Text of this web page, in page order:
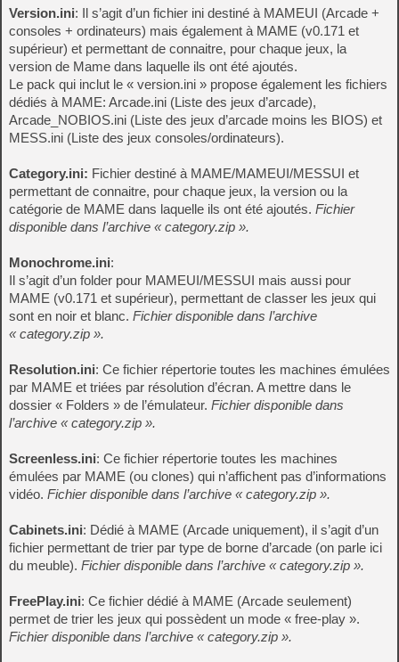
Version.ini: Il s’agit d’un fichier ini destiné à MAMEUI (Arcade +
consoles + ordinateurs) mais également à MAME (v0.171 et
supérieur) et permettant de connaitre, pour chaque jeux, la
version de Mame dans laquelle ils ont été ajoutés.
Le pack qui inclut le « version.ini » propose également les fichiers
dédiés à MAME: Arcade.ini (Liste des jeux d’arcade),
Arcade_NOBIOS.ini (Liste des jeux d’arcade moins les BIOS) et
MESS.ini (Liste des jeux consoles/ordinateurs).
Category.ini: Fichier destiné à MAME/MAMEUI/MESSUI et
permettant de connaitre, pour chaque jeux, la version ou la
catégorie de MAME dans laquelle ils ont été ajoutés. Fichier
disponible dans l’archive « category.zip ».
Monochrome.ini:
Il s’agit d’un folder pour MAMEUI/MESSUI mais aussi pour
MAME (v0.171 et supérieur), permettant de classer les jeux qui
sont en noir et blanc. Fichier disponible dans l’archive
« category.zip ».
Resolution.ini: Ce fichier répertorie toutes les machines émulées
par MAME et triées par résolution d’écran. A mettre dans le
dossier « Folders » de l’émulateur. Fichier disponible dans
l’archive « category.zip ».
Screenless.ini: Ce fichier répertorie toutes les machines
émulées par MAME (ou clones) qui n’affichent pas d’informations
vidéo. Fichier disponible dans l’archive « category.zip ».
Cabinets.ini: Dédié à MAME (Arcade uniquement), il s’agit d’un
fichier permettant de trier par type de borne d’arcade (on parle ici
du meuble). Fichier disponible dans l’archive « category.zip ».
FreePlay.ini: Ce fichier dédié à MAME (Arcade seulement)
permet de trier les jeux qui possèdent un mode « free-play ».
Fichier disponible dans l’archive « category.zip ».